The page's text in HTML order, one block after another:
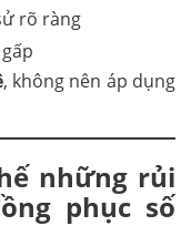
rõ ràng
, không nên áp dụng
những rủi
phục số